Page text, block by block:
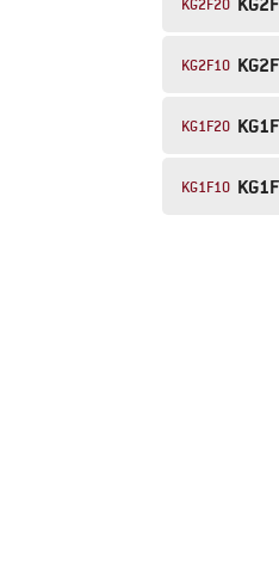
KG2F1O
KG1F2O
KG1F1O